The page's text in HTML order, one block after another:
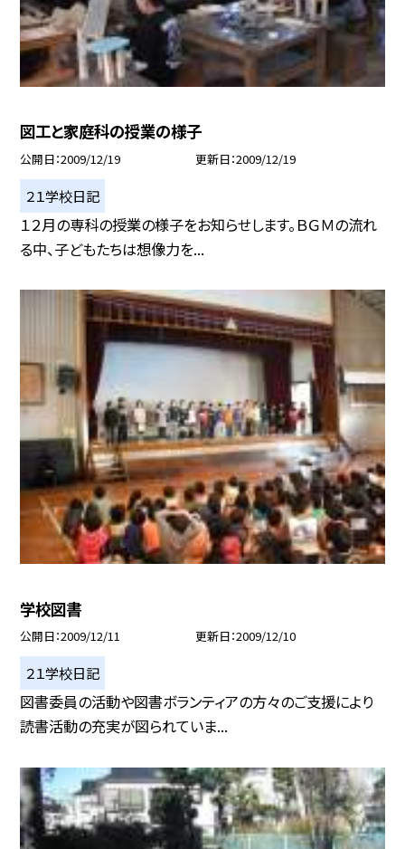
図工と家庭科の授業の様子
公開日 2009/12/19 更新日 2009/12/19
２１学校日記
１２月の専科の授業の様子をお知らせします。ＢＧＭの流れ
る中、子どもたちは想像力を...
学校図書
公開日 2009/12/11 更新日 2009/12/10
２１学校日記
図書委員の活動や図書ボランティアの方々のご支援により
読書活動の充実が図られていま...